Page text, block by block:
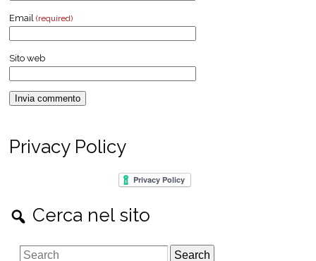
Email (required)
Sito web
Privacy Policy
Cerca nel sito
S